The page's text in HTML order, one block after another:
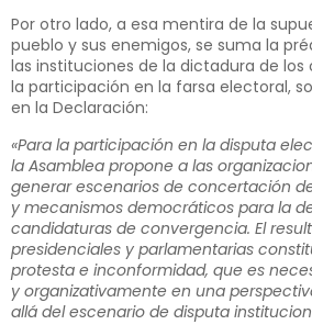
Por otro lado, a esa mentira de la
pueblo y sus enemigos, se suma la
las instituciones de la dictadura de
la participación en la farsa electoral,
en la Declaración:
«Para la participación en la disputa
la Asamblea propone a las
generar escenarios de concertación
y mecanismos democráticos para la
candidaturas de convergencia. El
presidenciales y parlamentarias
protesta e inconformidad, que es
y organizativamente en una
allá del escenario de disputa